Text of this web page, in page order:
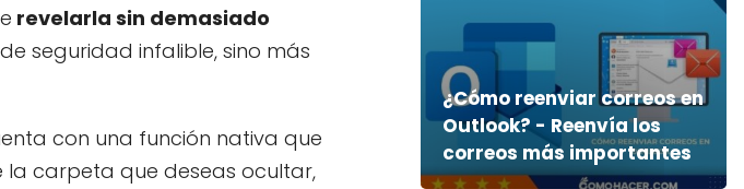
revelarla sin demasiado
seguridad infalible, sino más
con una función nativa que
la carpeta que deseas ocultar,
¿Cómo reenviar correos en
Outlook? - Reenvía los
correos más importantes